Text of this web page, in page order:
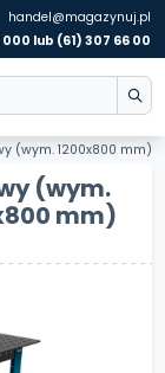
handel@magazynuj.pl
000 lub (61) 307 66 00
(wym. 1200x800 mm)
(wym.
mm)